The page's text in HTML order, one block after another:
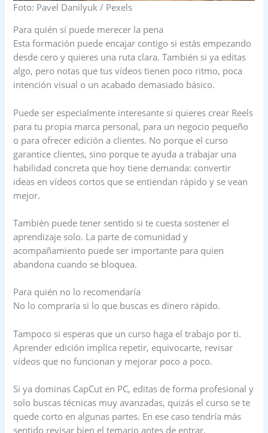
Foto: Pavel Danilyuk / Pexels
Para quién sí puede merecer la pena
Esta formación puede encajar contigo si estás empezando
desde cero y quieres una ruta clara. También si ya editas
algo, pero notas que tus vídeos tienen poco ritmo, poca
intención visual o un acabado demasiado básico.
Puede ser especialmente interesante si quieres crear Reels
para tu propia marca personal, para un negocio pequeño
o para ofrecer edición a clientes. No porque el curso
garantice clientes, sino porque te ayuda a trabajar una
habilidad concreta que hoy tiene demanda: convertir
ideas en vídeos cortos que se entiendan rápido y se vean
mejor.
También puede tener sentido si te cuesta sostener el
aprendizaje solo. La parte de comunidad y
acompañamiento puede ser importante para quien
abandona cuando se bloquea.
Para quién no lo recomendaría
No lo compraría si lo que buscas es dinero rápido.
Tampoco si esperas que un curso haga el trabajo por ti.
Aprender edición implica repetir, equivocarte, revisar
vídeos que no funcionan y mejorar poco a poco.
Si ya dominas CapCut en PC, editas de forma profesional y
solo buscas técnicas muy avanzadas, quizás el curso se te
quede corto en algunas partes. En ese caso tendría más
sentido revisar bien el temario antes de entrar.